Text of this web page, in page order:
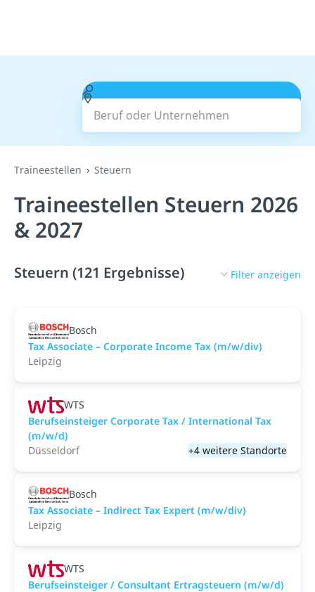
Beruf oder Unternehmen
Suchen
Traineestellen Steuern
Traineestellen Steuern 2026
& 2027
Steuern (121 Ergebnisse) Filter anzeigen
Bosch
Tax Associate – Corporate Income Tax (m/w/div)
Leipzig
WTS
Berufseinsteiger Corporate Tax / International Tax
(m/w/d)
Düsseldorf
+4 weitere Standorte
Bosch
Tax Associate – Indirect Tax Expert (m/w/div)
Leipzig
WTS
Berufseinsteiger / Consultant Ertragsteuern (m/w/d)